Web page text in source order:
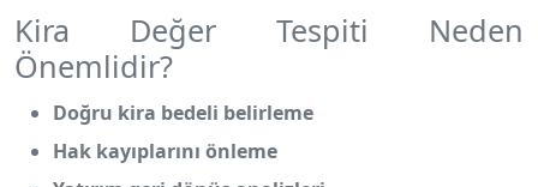
Kira Değer Tespiti Neden
Önemlidir?
Doğru kira bedeli belirleme
Hak kayıplarını önleme